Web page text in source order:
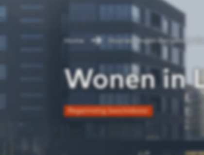
Home Huurwoningen Bergen op
Wonen in
Regelmatig beschikbaar